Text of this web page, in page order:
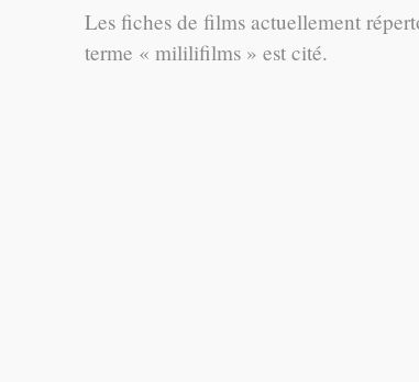
Les fiches de films actuellement
terme « mililifilms » est cité.